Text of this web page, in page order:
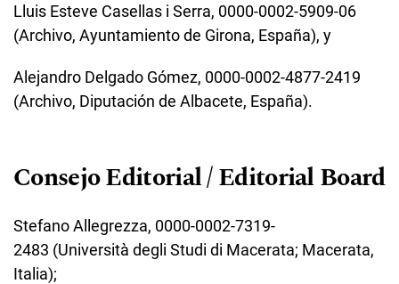
Lluis Esteve Casellas i Serra, 0000-0002-5909-06
(Archivo, Ayuntamiento de Girona, España), y
Alejandro Delgado Gómez, 0000-0002-4877-2419
(Archivo, Diputación de Albacete, España).
Consejo Editorial / Editorial Board
Stefano Allegrezza, 0000-0002-7319-
2483 (Università degli Studi di Macerata; Macerata,
Italia);